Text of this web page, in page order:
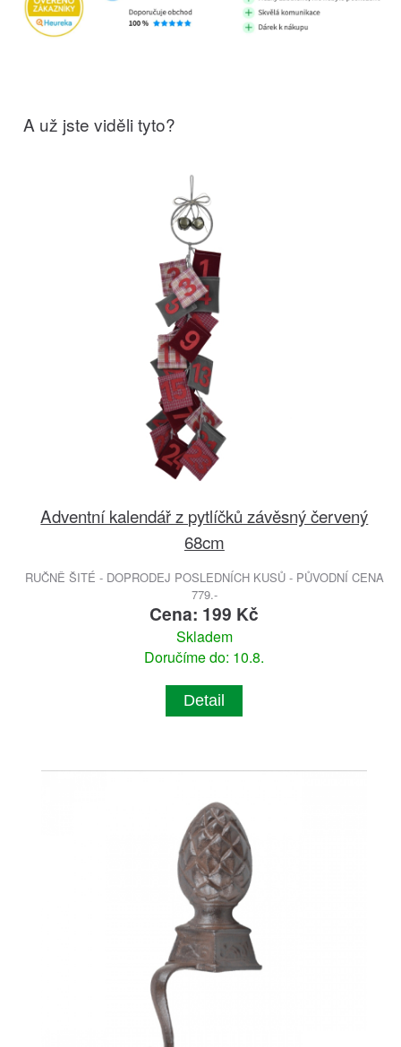
A už jste viděli tyto?
Adventní kalendář z pytlíčků závěsný červený
68cm
RUČNĚ ŠITÉ - DOPRODEJ POSLEDNÍCH KUSŮ - PŮVODNÍ CENA
779.-
Cena: 199 Kč
Skladem
Doručíme do: 10.8.
Detail